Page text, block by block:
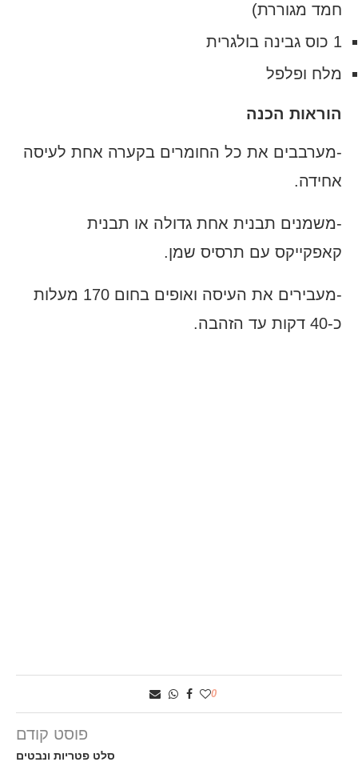
חמד מגוררת)
1 כוס גבינה בולגרית
מלח ופלפל
הוראות הכנה
-מערבבים את כל החומרים בקערה אחת לעיסה
אחידה.
-משמנים תבנית אחת גדולה או תבנית
קאפקייקס עם תרסיס שמן.
-מעבירים את העיסה ואופים בחום 170 מעלות
כ-40 דקות עד הזהבה.
0
פוסט קודם
סלט פטריות ונבטים